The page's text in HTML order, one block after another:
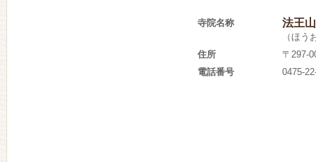
寺院名称 法王
（ほう
住所
〒297-
電話番号
0475-